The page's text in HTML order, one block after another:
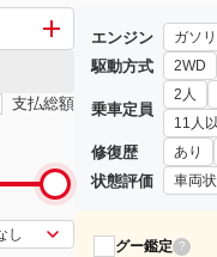
支払総額
エンジン ガソ
駆動方式 2WD
乗車定員
2人
11人
修復歴 あり
状態評価 車両
グー鑑定 ?